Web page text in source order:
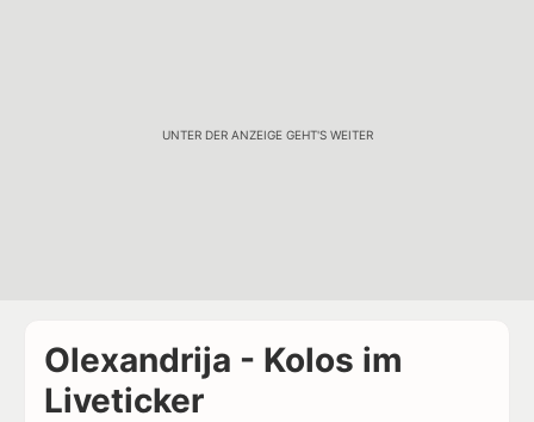
UNTER DER ANZEIGE GEHT'S WEITER
Olexandrija - Kolos im
Liveticker